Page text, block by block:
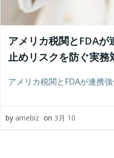
アメリカ税関とFDAが
止めリスクを防ぐ実務
アメリカ税関とFDAが連携
by amebiz on 3月 10